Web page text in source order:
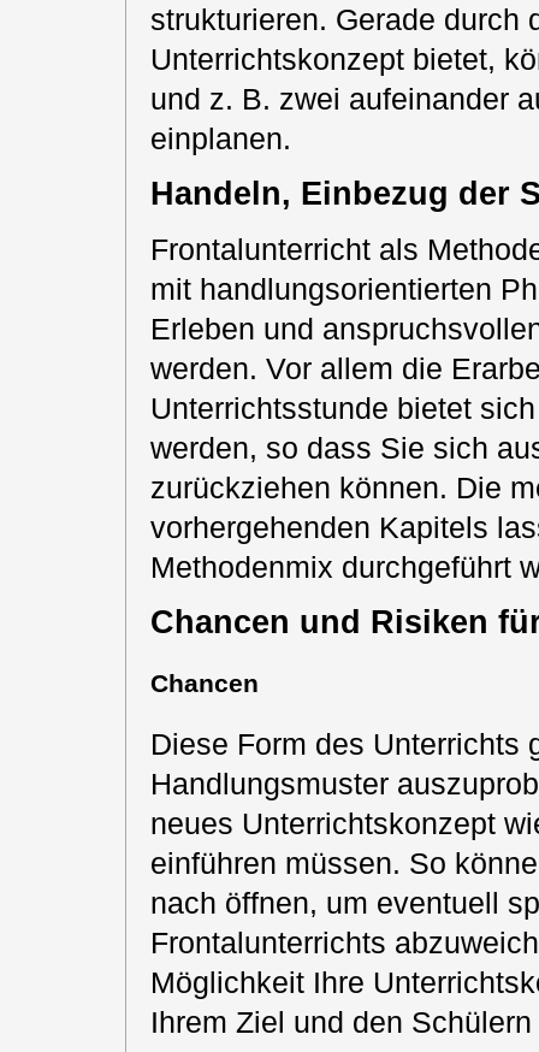
strukturieren. Gerade durch
Unterrichtskonzept bietet,
und z. B. zwei aufeinander
einplanen.
Handeln, Einbezug der
Frontalunterricht als
mit handlungsorientierten
Erleben und
werden. Vor allem die
Unterrichtsstunde bietet
werden, so dass Sie sich
zurückziehen können. Die
vorhergehenden Kapitels
Methodenmix durchgeführt
Chancen und Risiken
Chancen
Diese Form des Unterrichts
Handlungsmuster
neues Unterrichtskonzept
einführen müssen. So
nach öffnen, um eventuell
Frontalunterrichts
Möglichkeit Ihre
Ihrem Ziel und den